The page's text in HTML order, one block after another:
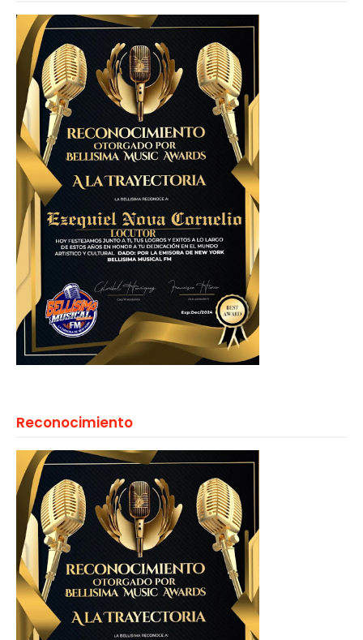
Reconocimiento